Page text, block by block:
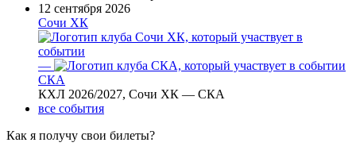
12 сентября 2026
Сочи ХК
—
СКА
КХЛ 2026/2027, Сочи ХК — СКА
все события
Как я получу свои билеты?